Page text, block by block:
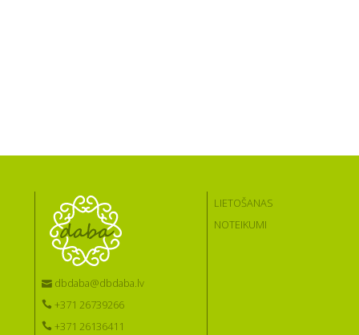
dbdaba@dbdaba.lv
+371 26739266
+371 26136411
LIETOŠANAS
NOTEIKUMI